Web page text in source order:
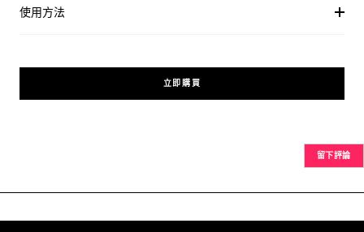
使用方法
立即購買
留下評論